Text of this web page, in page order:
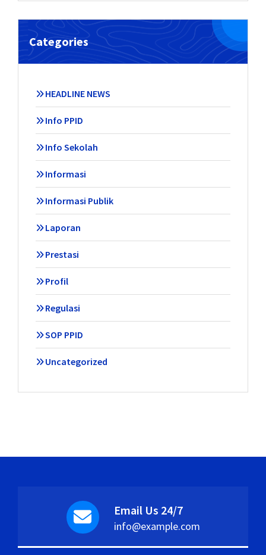
Categories
HEADLINE NEWS
Info PPID
Info Sekolah
Informasi
Informasi Publik
Laporan
Prestasi
Profil
Regulasi
SOP PPID
Uncategorized
Email Us 24/7
info@example.com